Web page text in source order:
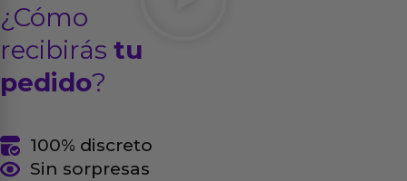
¿Cómo
recibirás tu
pedido?
100% discreto
Sin sorpresas